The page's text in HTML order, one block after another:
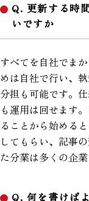
Q. 更新する時
いですか
すべてを自社でま
めは自社で行い、
分担も可能です。
も運用は回せます
ることから始める
してもらい、記事
た分業は多くの企
Q. 何を書けば